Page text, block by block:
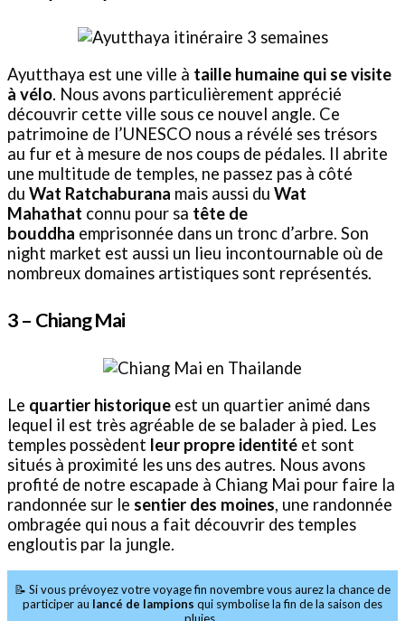
Ayutthaya est une ville à taille humaine qui se visite
à vélo. Nous avons particulièrement apprécié
découvrir cette ville sous ce nouvel angle. Ce
patrimoine de l’UNESCO nous a révélé ses trésors
au fur et à mesure de nos coups de pédales. Il abrite
une multitude de temples, ne passez pas à côté
du Wat Ratchaburana mais aussi du Wat
Mahathat connu pour sa tête de
bouddha emprisonnée dans un tronc d’arbre. Son
night market est aussi un lieu incontournable où de
nombreux domaines artistiques sont représentés.
3 – Chiang Mai
Le quartier historique est un quartier animé dans
lequel il est très agréable de se balader à pied. Les
temples possèdent leur propre identité et sont
situés à proximité les uns des autres. Nous avons
profité de notre escapade à Chiang Mai pour faire la
randonnée sur le sentier des moines, une randonnée
ombragée qui nous a fait découvrir des temples
engloutis par la jungle.
📝 Si vous prévoyez votre voyage fin novembre vous aurez la chance de
participer au lancé de lampions qui symbolise la fin de la saison des